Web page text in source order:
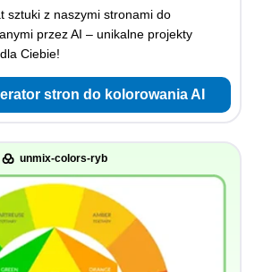
sztuki z naszymi stronami do
przez AI – unikalne projekty
Ciebie!
stron do kolorowania AI
unmix-colors-ryb